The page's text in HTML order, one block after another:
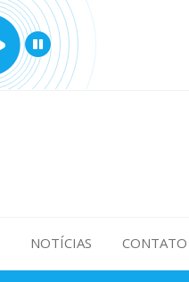
NOTÍCIAS CONTATO